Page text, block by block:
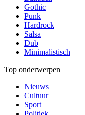
Gothic
Punk
Hardrock
Salsa
Dub
Minimalistisch
Top onderwerpen
Nieuws
Cultuur
Sport